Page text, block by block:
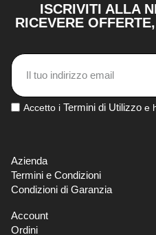
ISCRIVITI ALLA
RICEVERE
Accetto i Termini di Utilizzo e
Azienda
Termini e Condizioni
Condizioni di Garanzia
Account
Ordini